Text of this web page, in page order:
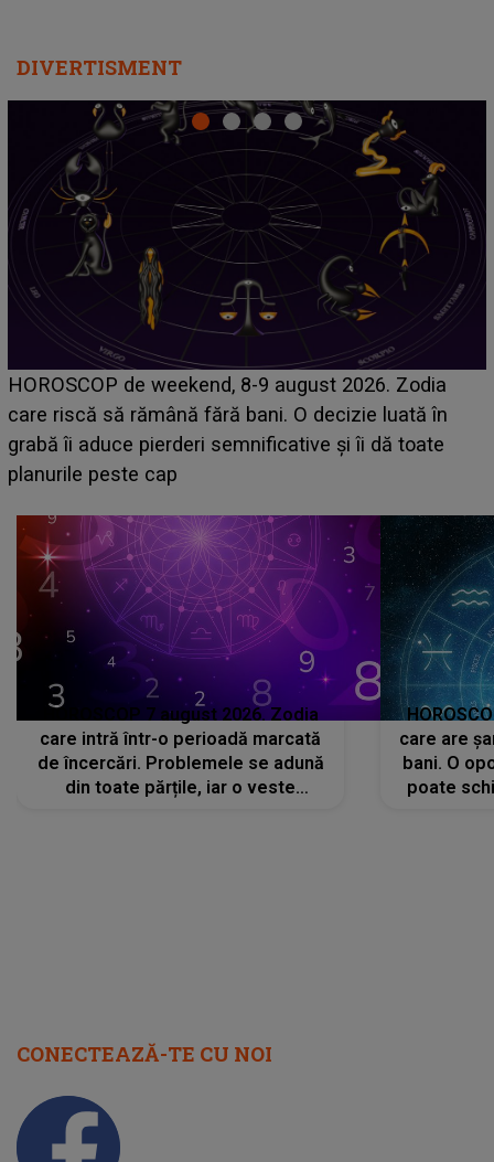
DIVERTISMENT
Emanuel a ținut ACEST DETALIU ASCUNS până
acum! În fața Alexandrei, concurentul din Casa Iubirii
face o MĂRTURISIRE NEAȘTEPTATĂ despre mama
sa: "I-am spus și ei în față, eu nu te iubesc pentru
HOROSCOP 7 august 2026. Zodia
care intră într-o perioadă marcată
de încercări. Problemele se adună
din toate părțile, iar o veste
care are
bani. O
poate
CONECTEAZĂ-TE CU NOI